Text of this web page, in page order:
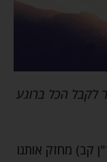
לקבל הכל ברוגע
קב) מחזק אותנו